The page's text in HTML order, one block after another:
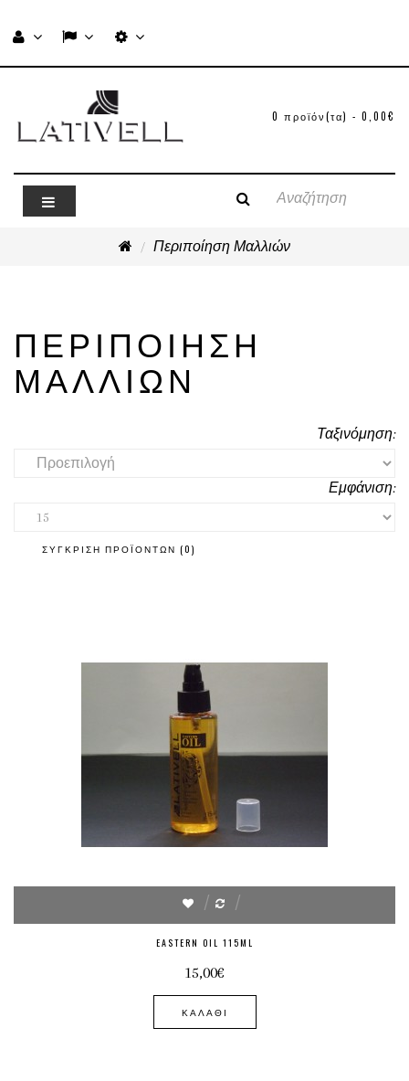
0 προϊόν(τα) - 0,00€
Περιποίηση Μαλλιών
ΠΕΡΙΠΟΊΗΣΗ
ΜΑΛΛΙΏΝ
Ταξινόμηση:
Εμφάνιση:
ΣΎΓΚΡΙΣΗ ΠΡΟΪΌΝΤΩΝ (0)
EASTERN OIL 115ML
15,00€
ΚΑΛΆΘΙ